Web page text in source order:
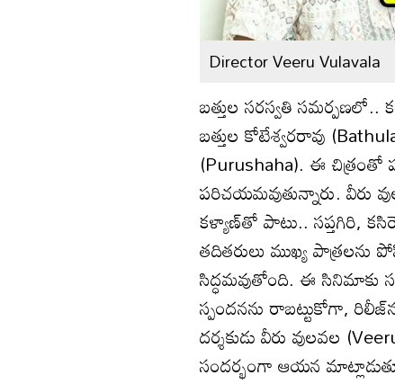
Director Veeru Vulavala
బత్తుల సరస్వతి సమర్పణలో..
బత్తుల కోటేశ్వరరావు
(Purushaha). ఈ చిత్రంతో
పరిచయమవుతున్నారు. వీరు
కళ్యాణ్‌తో పాటు.. సప్తగిరి,
తదితరులు ముఖ్య
సిద్ధమవుతోంది. ఈ సినిమాకు
స్పందనను రాబట్టుకోగా,
దర్శకుడు వీరు వులవల
సందర్భంగా ఆయన